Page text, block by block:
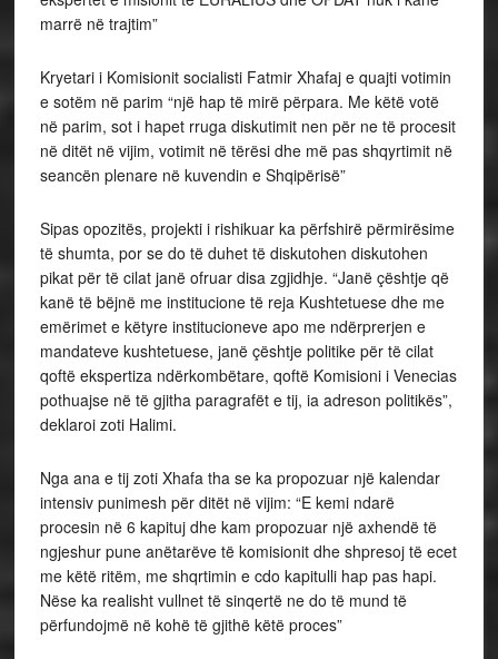
marrë në trajtim”
Kryetari i Komisionit socialisti Fatmir Xhafaj e quajti votimin
e sotëm në parim “një hap të mirë përpara. Me këtë votë
në parim, sot i hapet rruga diskutimit nen për ne të procesit
në ditët në vijim, votimit në tërësi dhe më pas shqyrtimit në
seancën plenare në kuvendin e Shqipërisë”
Sipas opozitës, projekti i rishikuar ka përfshirë përmirësime
të shumta, por se do të duhet të diskutohen diskutohen
pikat për të cilat janë ofruar disa zgjidhje. “Janë çështje që
kanë të bëjnë me institucione të reja Kushtetuese dhe me
emërimet e këtyre institucioneve apo me ndërprerjen e
mandateve kushtetuese, janë çështje politike për të cilat
qoftë ekspertiza ndërkombëtare, qoftë Komisioni i Venecias
pothuajse në të gjitha paragrafët e tij, ia adreson politikës”,
deklaroi zoti Halimi.
Nga ana e tij zoti Xhafa tha se ka propozuar një kalendar
intensiv punimesh për ditët në vijim: “E kemi ndarë
procesin në 6 kapituj dhe kam propozuar një axhendë të
ngjeshur pune anëtarëve të komisionit dhe shpresoj të ecet
me këtë ritëm, me shqrtimin e cdo kapitulli hap pas hapi.
Nëse ka realisht vullnet të sinqertë ne do të mund të
përfundojmë në kohë të gjithë këtë proces”